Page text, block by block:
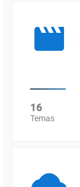
16
Temas